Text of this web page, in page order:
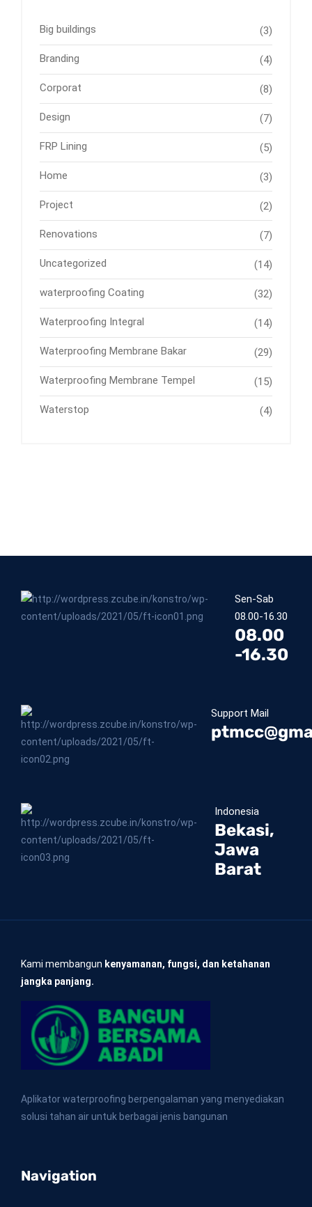
Big buildings (3)
Branding (4)
Corporat (8)
Design (7)
FRP Lining (5)
Home (3)
Project (2)
Renovations (7)
Uncategorized (14)
waterproofing Coating (32)
Waterproofing Integral (14)
Waterproofing Membrane Bakar (29)
Waterproofing Membrane Tempel (15)
Waterstop (4)
Sen-Sab
08.00-16.30
08.00
-16.30
Support Mail
Indonesia
Bekasi,
Jawa
Barat
Kami membangun kenyamanan, fungsi, dan ketahanan
jangka panjang.
Aplikator waterproofing berpengalaman yang menyediakan
solusi tahan air untuk berbagai jenis bangunan
Navigation